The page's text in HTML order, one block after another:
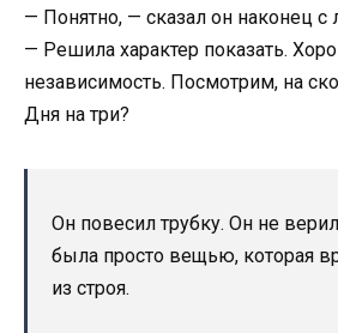
— Понятно, — сказал он наконец
— Решила характер показать.
независимость. Посмотрим, на
Дня на три?
Он повесил трубку. Он не
была просто вещью, которая
из строя.